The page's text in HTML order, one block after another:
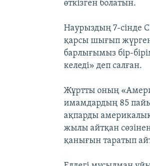
өткізген болатын.
Наурыздың 7-сінде
қарсы шығып
барлығымыз бір-
келеді» деп салған.
Жұртты оның
имамдардың 85
ақпарды
жылы айтқан
қанығын таратып